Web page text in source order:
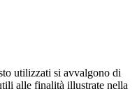
utilizzati si avvalgono di
alle finalità illustrate nella